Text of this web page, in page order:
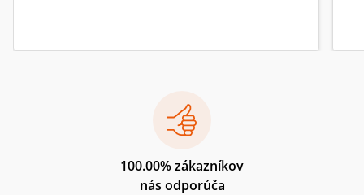
100.00% zákazníkov
nás odporúča